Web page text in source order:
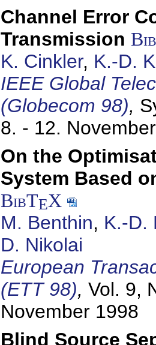
Channel Error
Transmission
K. Cinkler, K.-D.
IEEE Global
(Globecom 98),
8. - 12.
On the
System Based
BibTEX
M. Benthin, K.-D.
D. Nikolai
European
(ETT 98), Vol. 9,
November 1998
Blind Source